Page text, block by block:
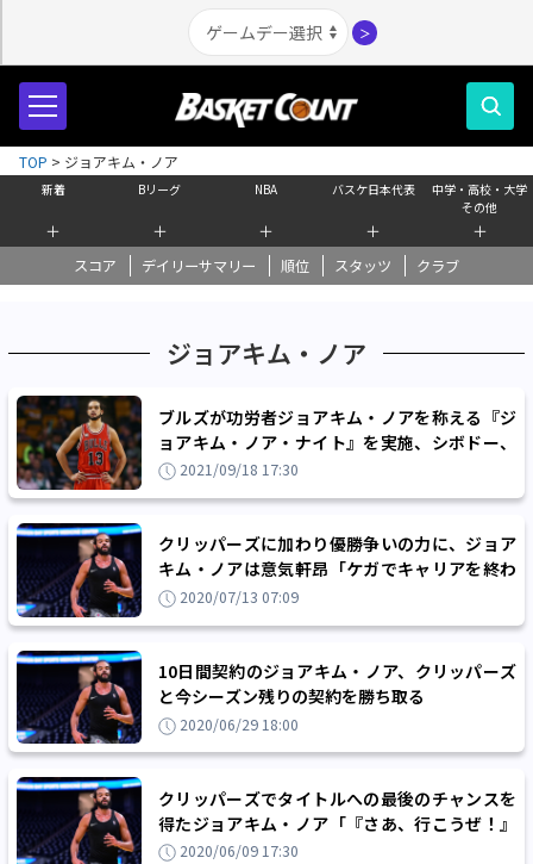
＞
新着
＋
Bリーグ
＋
NBA
＋
バスケ日本代表
＋
中学・高校・大学
その他
＋
スコア デイリーサマリー 順位 スタッツ クラブ
TOP > ジョアキム・ノア
ジョアキム・ノア
ブルズが功労者ジョアキム・ノアを称える『ジ
ョアキム・ノア・ナイト』を実施、シボドー、
ローズ、ギブソンもシカゴに集結
2021/09/18 17:30
クリッパーズに加わり優勝争いの力に、ジョア
キム・ノアは意気軒昂「ケガでキャリアを終わ
りにしたくなかった」
2020/07/13 07:09
10日間契約のジョアキム・ノア、クリッパーズ
と今シーズン残りの契約を勝ち取る
2020/06/29 18:00
クリッパーズでタイトルへの最後のチャンスを
得たジョアキム・ノア「『さあ、行こうぜ！』
という気持ちでいっぱいだ」
2020/06/09 17:30